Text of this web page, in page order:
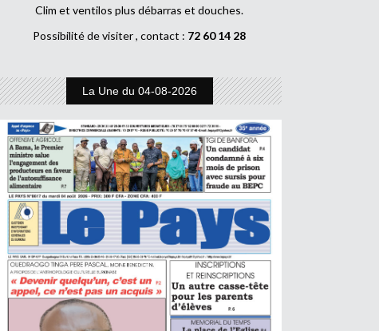
Clim et ventilos plus débarras et douches.
Possibilité de visiter , contact : 72 60 14 28
La Une du 04-08-2026